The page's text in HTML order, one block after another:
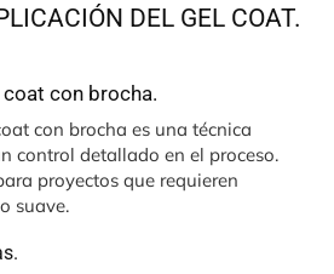
DEL GEL COAT.
con brocha.
con brocha es una técnica
control detallado en el proceso.
proyectos que requieren
suave.